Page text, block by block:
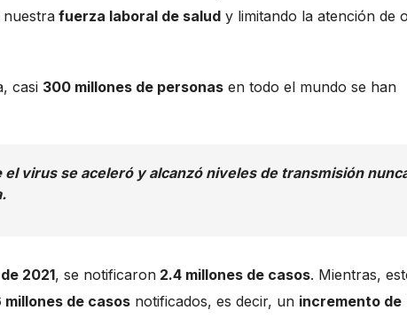
nuestra fuerza laboral de salud y limitando la atención de
casi 300 millones de personas en todo el mundo se han
el virus se aceleró y alcanzó niveles de transmisión
2021, se notificaron 2.4 millones de casos. Mientras,
millones de casos notificados, es decir, un incremento de